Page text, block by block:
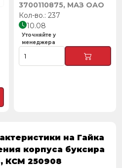
3700110875, МАЗ ОАО
237
10.08
Уточняйте у
менеджера
на Гайка
корпуса буксира
КСМ 250908